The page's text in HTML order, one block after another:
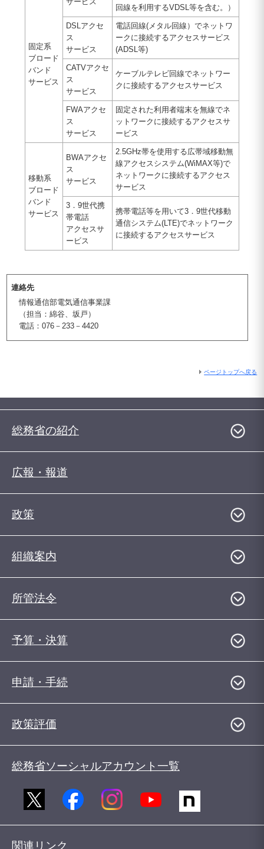
固定系
ブロード
バンド
サービス
回線を利用するVDSL等を含む。）
DSLアクセ
ス
サービス
電話回線(メタル回線）でネットワ
ークに接続するアクセスサービス
(ADSL等)
CATVアクセ
ス
サービス
ケーブルテレビ回線でネットワー
クに接続するアクセスサービス
FWAアクセ
ス
サービス
固定された利用者端末を無線でネ
ットワークに接続するアクセスサ
ービス
移動系
ブロード
バンド
サービス
BWAアクセ
ス
サービス
2.5GHz帯を使用する広帯域移動無
線アクセスシステム(WiMAX等)で
ネットワークに接続するアクセス
サービス
3．9世代携
帯電話
アクセスサ
ービス
携帯電話等を用いて3．9世代移動
通信システム(LTE)でネットワーク
に接続するアクセスサービス
連絡先
情報通信部電気通信事業課
（担当：綿谷、坂戸）
電話：076－233－4420
ページトップへ戻る
総務省の紹介
広報・報道
政策
組織案内
所管法令
予算・決算
申請・手続
政策評価
総務省ソーシャルアカウント一覧
関連リンク